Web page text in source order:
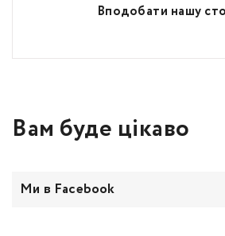
Вподобати нашу
Вам буде цікаво
Ми в Facebook